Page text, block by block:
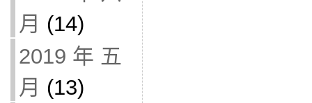
月 (14)
2019 年 五
月 (13)